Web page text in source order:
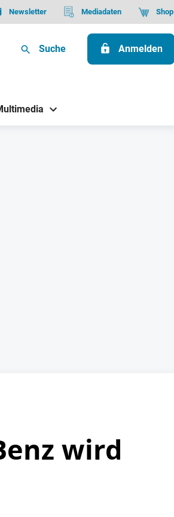
Newsletter Mediadaten Shop
Suche Anmelden
wird